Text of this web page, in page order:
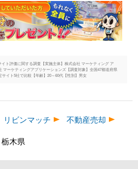
イト評価に関する調査【実施主体】株式会社 マーケティング ア
マーケティングアプリケーションズ【調査対象】全国47都道府県
イト5社で比較【年齢】20～60代【性別】男女
リビンマッチ
不動産売却
栃木県